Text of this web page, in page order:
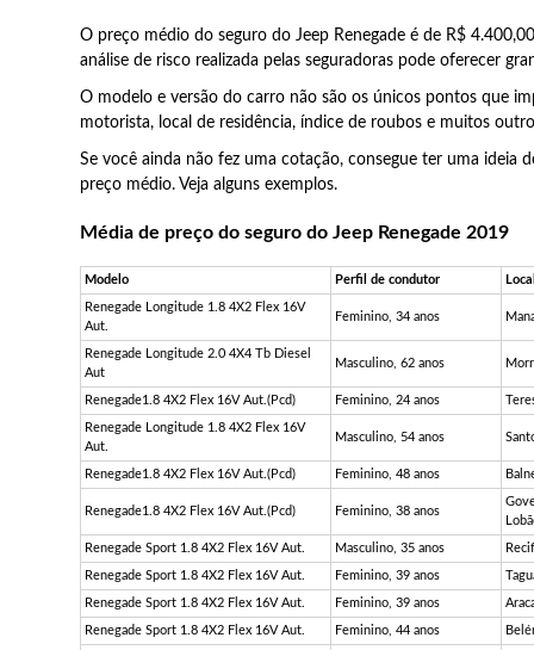
O preço médio do seguro do Jeep Renegade é de R$
análise de risco realizada pelas seguradoras pode oferecer
O modelo e versão do carro não são os únicos pontos que
motorista, local de residência, índice de roubos e muitos
Se você ainda não fez uma cotação, consegue ter uma ideia
preço médio. Veja alguns exemplos.
Média de preço do seguro do Jeep Renegade 2019
Modelo Perfil de condutor
Renegade Longitude 1.8 4X2 Flex 16V
Aut.
Feminino, 34 anos
Renegade Longitude 2.0 4X4 Tb Diesel
Aut
Masculino, 62 anos
Renegade1.8 4X2 Flex 16V Aut.(Pcd) Feminino, 24 anos
Renegade Longitude 1.8 4X2 Flex 16V
Aut.
Masculino, 54 anos
Renegade1.8 4X2 Flex 16V Aut.(Pcd) Feminino, 48 anos
Renegade1.8 4X2 Flex 16V Aut.(Pcd) Feminino, 38 anos
Renegade Sport 1.8 4X2 Flex 16V Aut. Masculino, 35 anos
Renegade Sport 1.8 4X2 Flex 16V Aut. Feminino, 39 anos
Renegade Sport 1.8 4X2 Flex 16V Aut. Feminino, 39 anos
Renegade Sport 1.8 4X2 Flex 16V Aut. Feminino, 44 anos